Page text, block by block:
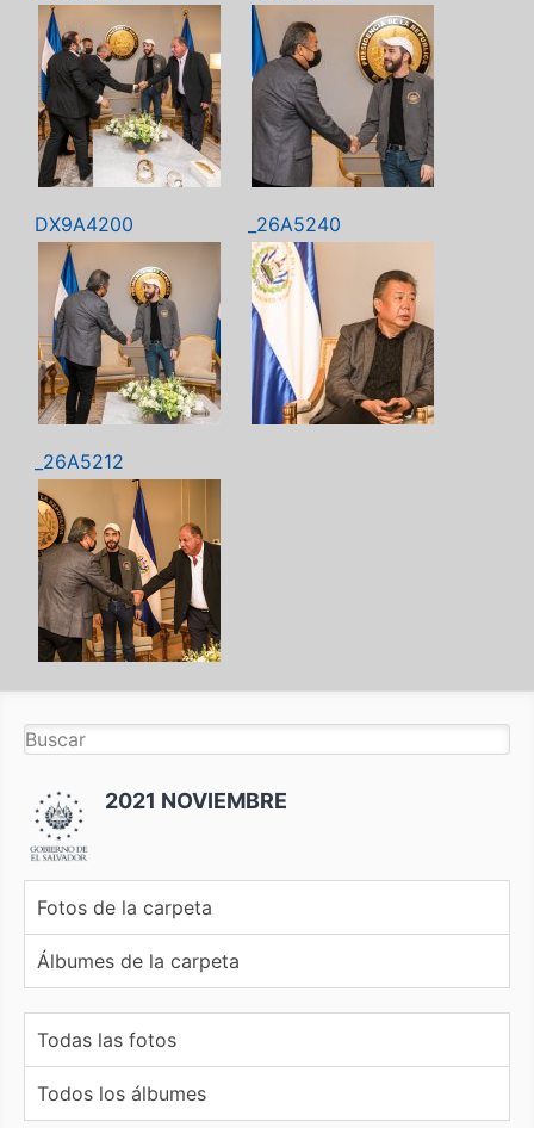
DX9A4200 _26A5240
_26A5212
2021 NOVIEMBRE
Fotos de la carpeta
Álbumes de la carpeta
Todas las fotos
Todos los álbumes